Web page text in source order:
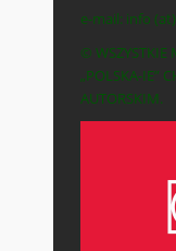
e-mail: info
© WSZYSTKIE
„POLSKA-IE”
AUTORSKIM.